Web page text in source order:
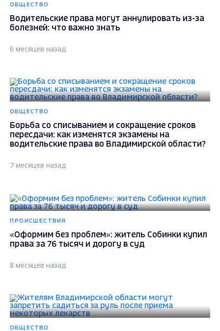
ОБЩЕСТВО
Водительские права могут аннулировать из-за
болезней: что важно знать
6 месяцев назад
ОБЩЕСТВО
Борьба со списыванием и сокращение сроков
пересдачи: как изменятся экзамены на
водительские права во Владимирской области?
7 месяцев назад
ПРОИСШЕСТВИЯ
«Оформим без проблем»: житель Собинки купил
права за 76 тысяч и дорогу в суд
8 месяцев назад
ОБЩЕСТВО